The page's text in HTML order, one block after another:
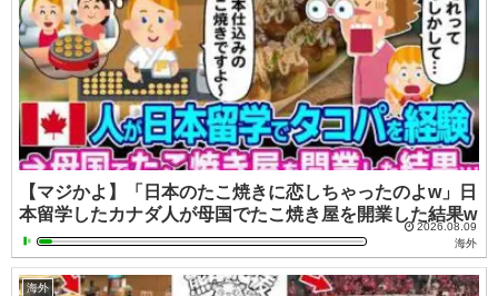
【マジかよ】「日本のたこ焼きに恋しちゃったのよw」日
本留学したカナダ人が母国でたこ焼き屋を開業した結果w
2026.08.09
海外
海外